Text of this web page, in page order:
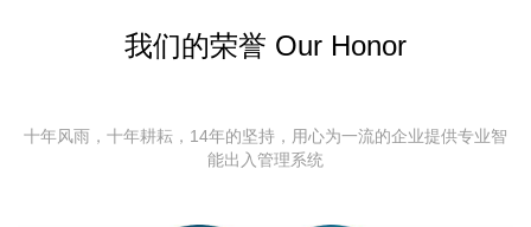
我们的荣誉 Our Honor
十年风雨，十年耕耘，14年的坚持，用心为一流的企业提供专业智
能出入管理系统